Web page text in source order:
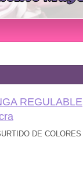
REGULABLE
DE COLORES